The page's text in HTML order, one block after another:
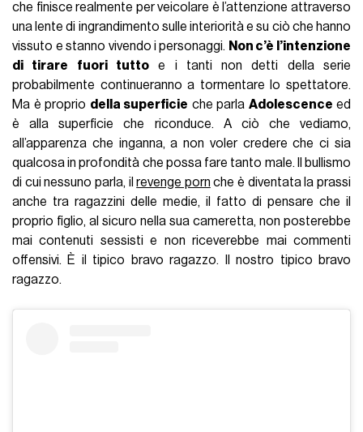
che finisce realmente per veicolare è l’attenzione attraverso
una lente di ingrandimento sulle interiorità e su ciò che hanno
vissuto e stanno vivendo i personaggi. Non c’è l’intenzione
di tirare fuori tuttoe i tanti non detti della serie
probabilmente continueranno a tormentare lo spettatore.
Ma è proprio della superficie che parla Adolescence ed
è alla superficie che riconduce. A ciò che vediamo,
all’apparenza che inganna, a non voler credere che ci sia
qualcosa in profondità che possa fare tanto male. Il bullismo
di cui nessuno parla, ilrevenge porn che è diventata la prassi
anche tra ragazzini delle medie, il fatto di pensare che il
proprio figlio, al sicuro nella sua cameretta, non posterebbe
mai contenuti sessisti e non riceverebbe mai commenti
offensivi. È il tipico bravo ragazzo. Il nostro tipico bravo
ragazzo.